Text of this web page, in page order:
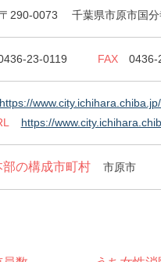
〒290-0073 千葉県市原市国
23-0119 FAX 0436-
https://
https://
部の構成市町村 市原市